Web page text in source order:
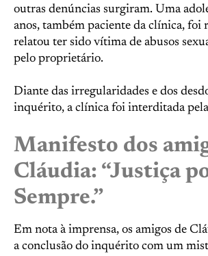
outras denúncias surgiram. Uma
anos, também paciente da clínica, foi
relatou ter sido vítima de abusos
pelo proprietário.
Diante das irregularidades e dos
inquérito, a clínica foi interditada
Manifesto dos
Cláudia: “Justiça
Sempre.”
Em nota à imprensa, os amigos de
a conclusão do inquérito com um